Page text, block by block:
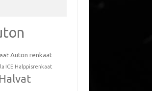
Auton renkaat
ICE Halppisrenkaat
Halvat